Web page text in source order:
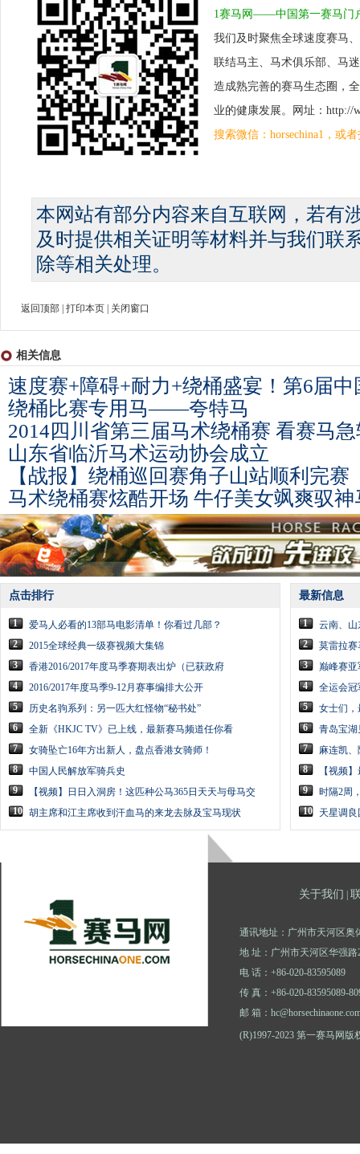
1赛马网——中国第一赛马门
我们及时聚焦全球速度赛马
联结马主、马术俱乐部、马
造成熟完善的赛马生态圈，
业的健康发展。网址：http://
搜索微信：horsechina1，或
本网站有部分内容来自互联网，若有
及时提供相关证明等材料并与我们联
除等相关处理。
返回顶部 打印本页 关闭窗口
相关信息
速度赛+障碍+耐力+绕桶盛宴！第6届
绕桶比赛专用马——夸特马
2014四川省第三届马术绕桶赛 看赛马
山东省临沂马术运动协会成立
【战报】绕桶巡回赛角子山站顺利完赛
马术绕桶赛炫酷开场 牛仔美女飒爽驭神
点击排行
1
爱马人必看的13部马电影清单！你看过几部？
2
2015全球经典一级赛视频大集锦
3
香港2016/2017年度马季赛期表出炉（已获政府
4
2016/2017年度马季9-12月赛事编排大公开
5
历史名驹系列：另一匹大红怪物“秘书处”
6
全新《HKJC TV》已上线，最新赛马频道任你看
7
女骑坠亡16年方出新人，盘点香港女骑师！
8
中国人民解放军骑兵史
9
【视频】日日入洞房！这匹种公马365日天天与母马交
10 胡主席和江主席收到汗血马的来龙去脉及宝马现状
最新信息
1
云南、山
2
莫雷拉赛
3
巅峰赛亚
4
全运会冠
5
女士们，
6
青岛宝湖
7
麻连凯
8
【视频
9
时隔2周
10
天星调
关于我们
通讯地址：广州市天河区奥
地 址：广州市天河区华强路
电 话：+86-020-83595089
传 真：+86-020-83595089-
邮 箱：
(R)1997-2023 第一赛马网版